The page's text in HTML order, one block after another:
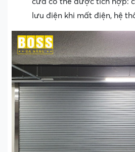
lưu điện khi mất điện, hệ